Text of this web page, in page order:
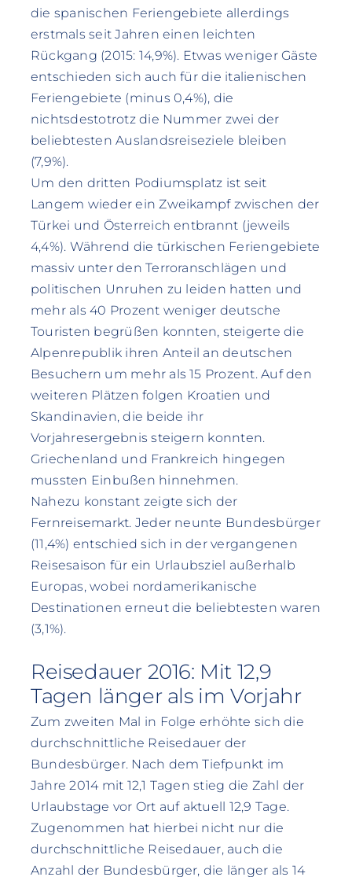
die spanischen Feriengebiete allerdings
erstmals seit Jahren einen leichten
Rückgang (2015: 14,9%). Etwas weniger Gäste
entschieden sich auch für die italienischen
Feriengebiete (minus 0,4%), die
nichtsdestotrotz die Nummer zwei der
beliebtesten Auslandsreiseziele bleiben
(7,9%).
Um den dritten Podiumsplatz ist seit
Langem wieder ein Zweikampf zwischen der
Türkei und Österreich entbrannt (jeweils
4,4%). Während die türkischen Feriengebiete
massiv unter den Terroranschlägen und
politischen Unruhen zu leiden hatten und
mehr als 40 Prozent weniger deutsche
Touristen begrüßen konnten, steigerte die
Alpenrepublik ihren Anteil an deutschen
Besuchern um mehr als 15 Prozent. Auf den
weiteren Plätzen folgen Kroatien und
Skandinavien, die beide ihr
Vorjahresergebnis steigern konnten.
Griechenland und Frankreich hingegen
mussten Einbußen hinnehmen.
Nahezu konstant zeigte sich der
Fernreisemarkt. Jeder neunte Bundesbürger
(11,4%) entschied sich in der vergangenen
Reisesaison für ein Urlaubsziel außerhalb
Europas, wobei nordamerikanische
Destinationen erneut die beliebtesten waren
(3,1%).
Reisedauer 2016: Mit 12,9
Tagen länger als im Vorjahr
Zum zweiten Mal in Folge erhöhte sich die
durchschnittliche Reisedauer der
Bundesbürger. Nach dem Tiefpunkt im
Jahre 2014 mit 12,1 Tagen stieg die Zahl der
Urlaubstage vor Ort auf aktuell 12,9 Tage.
Zugenommen hat hierbei nicht nur die
durchschnittliche Reisedauer, auch die
Anzahl der Bundesbürger, die länger als 14